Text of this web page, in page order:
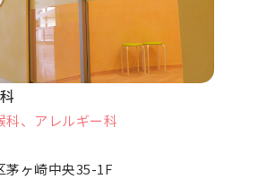
科、アレルギー科
茅ヶ崎中央35-1F